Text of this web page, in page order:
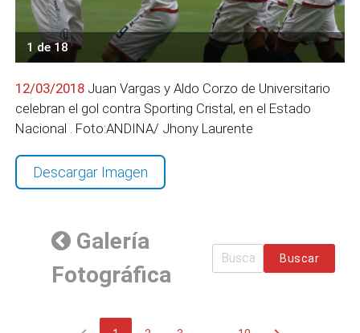
1 de 18
12/03/2018 Juan Vargas y Aldo Corzo de Universitario
celebran el gol contra Sporting Cristal, en el Estado
Nacional . Foto:ANDINA/ Jhony Laurente
Descargar Imagen
Galería
Fotográfica
Buscar